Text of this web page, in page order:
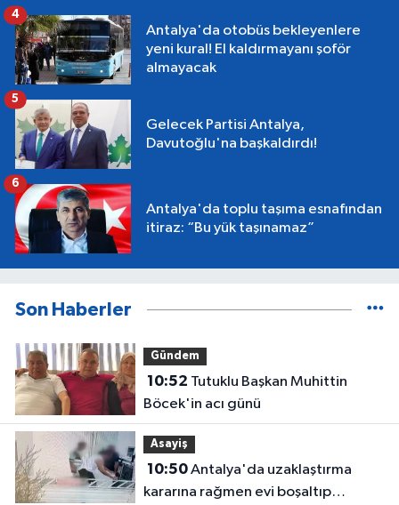
Antalya'da otobüs bekleyenlere
yeni kural! El kaldırmayanı şoför
almayacak
4
Gelecek Partisi Antalya,
Davutoğlu'na başkaldırdı!
5
Antalya'da toplu taşıma esnafından
itiraz: “Bu yük taşınamaz”
6
Son Haberler
Gündem
10:52
Böcek'in acı günü
Asayiş
10:50Antalya'da uzaklaştırma
kararına rağmen evi boşaltıp